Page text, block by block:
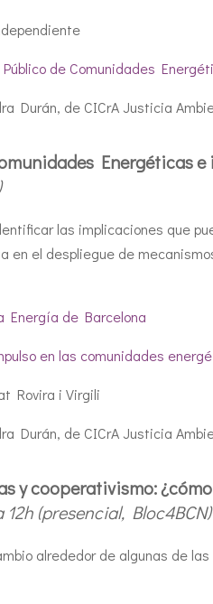
de Comunidades
Durán, de CICrA Justicia
Energéticas
las implicaciones que
en el despliegue de
Energía de Barcelona
en las comunidades
Rovira i Virgili
Durán, de CICrA Justicia
y cooperativismo:
12h (presencial, Bloc4BCN)
alrededor de algunas de